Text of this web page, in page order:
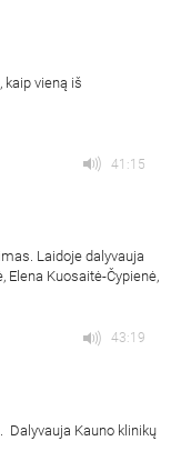
kaip vieną iš
41:15
Laidoje dalyvauja
Kuosaitė-Čypienė,
43:19
Dalyvauja Kauno klinikų